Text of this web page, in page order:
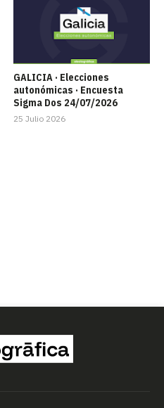
GALICIA · Elecciones
autonómicas · Encuesta
Sigma Dos 24/07/2026
25 Julio 2026